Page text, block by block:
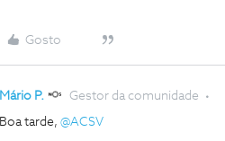
Gosto
Mário P. Gestor da comunidade
Boa tarde, ​ @ACSV